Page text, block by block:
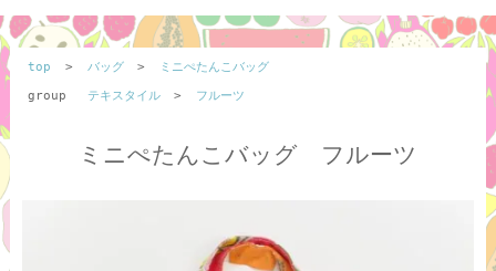
top > バッグ >
ミニぺたんこバッグ
group
テキスタイル > フルーツ
ミニぺたんこバッグ フルーツ